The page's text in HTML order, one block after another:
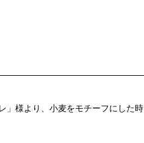
」様より、小麦をモチーフにした時